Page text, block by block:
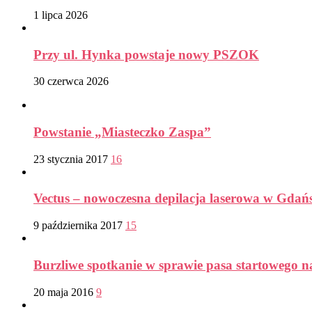
1 lipca 2026
Przy ul. Hynka powstaje nowy PSZOK
30 czerwca 2026
Powstanie „Miasteczko Zaspa”
23 stycznia 2017 16
Vectus – nowoczesna depilacja laserowa w
9 października 2017 15
Burzliwe spotkanie w sprawie pasa startowego
20 maja 2016 9